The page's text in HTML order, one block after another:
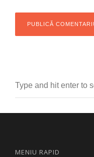
MENIU RAPID